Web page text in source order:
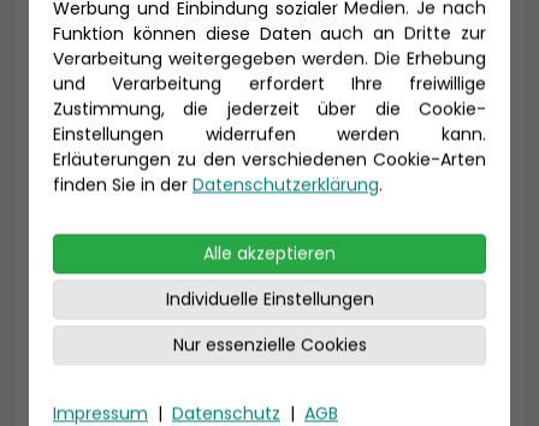
Vorname * Nachname *
E-Mail *
Geburtsdatum
Werbung und Einbindung sozialer Medien. Je nach
Funktion können diese Daten auch an Dritte zur
Verarbeitung weitergegeben werden. Die Erhebung
und Verarbeitung erfordert Ihre freiwillige
Zustimmung, die jederzeit über die Cookie-
Einstellungen widerrufen werden kann.
Erläuterungen zu den verschiedenen Cookie-Arten
finden Sie in der Datenschutzerklärung.
Alle akzeptieren
Individuelle Einstellungen
Nur essenzielle Cookies
Impressum | Datenschutz | AGB